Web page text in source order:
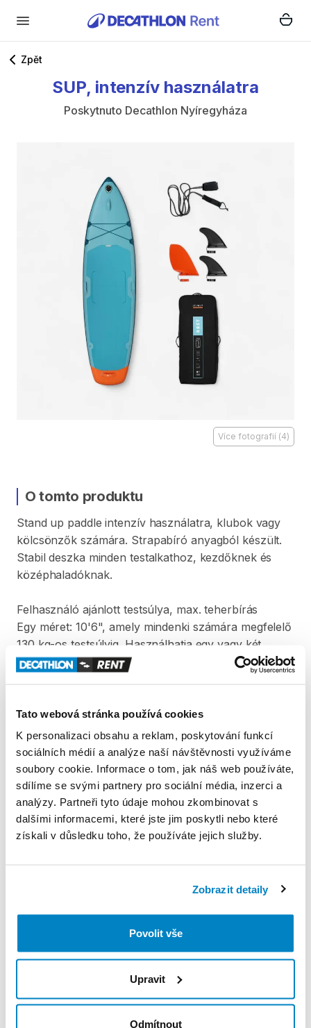
Tato webová stránka používá cookies
K personalizaci obsahu a reklam, poskytování funkcí
sociálních médií a analýze naší návštěvnosti využíváme
soubory cookie. Informace o tom, jak náš web používáte,
sdílíme se svými partnery pro sociální média, inzerci a
analýzy. Partneři tyto údaje mohou zkombinovat s
dalšími informacemi, které jste jim poskytli nebo které
získali v důsledku toho, že používáte jejich služby.
Zobrazit detaily
Povolit vše
Upravit
Odmítnout
Zpět
SUP​,​ intenzív használatra
Poskytnuto Decathlon Nyíregyháza
Více fotografií (4)
O tomto produktu
Stand up paddle intenzív használatra​,​ klubok vagy
kölcsönzők számára. Strapabíró anyagból készült.
Stabil deszka minden testalkathoz​,​ kezdőknek és
középhaladóknak.
Felhasználó ajánlott testsúlya​,​ max. teherbírás
Egy méret: 10'6"​,​ amely mindenki számára megfelelő
130 kg-os testsúlyig. Használhatja egy vagy két
személy. A maximális terhelhetősége kg.
A termék a pumpát és az evezőt nem tartalmazza!
Produkt v obchodě
Pravidla Decathlon Rent
VYZVEDNUTÍ A VRÁCENÍ VYBAVENÍ
Kedd 9:00 - 19:00